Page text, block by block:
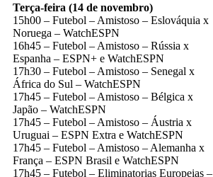
Terça-feira (14 de novembro)
15h00 – Futebol – Amistoso – Eslováquia x
Noruega – WatchESPN
16h45 – Futebol – Amistoso – Rússia x
Espanha – ESPN+ e WatchESPN
17h30 – Futebol – Amistoso – Senegal x
África do Sul – WatchESPN
17h45 – Futebol – Amistoso – Bélgica x
Japão – WatchESPN
17h45 – Futebol – Amistoso – Áustria x
Uruguai – ESPN Extra e WatchESPN
17h45 – Futebol – Amistoso – Alemanha x
França – ESPN Brasil e WatchESPN
17h45 – Futebol – Eliminatorias Europeias –